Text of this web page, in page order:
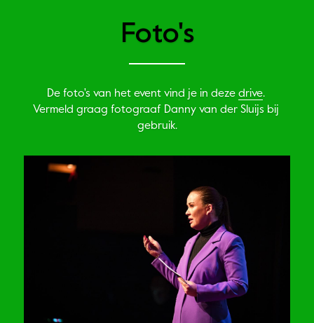
Foto's
De foto's van het event vind je in deze drive.
Vermeld graag fotograaf Danny van der Sluijs bij
gebruik.